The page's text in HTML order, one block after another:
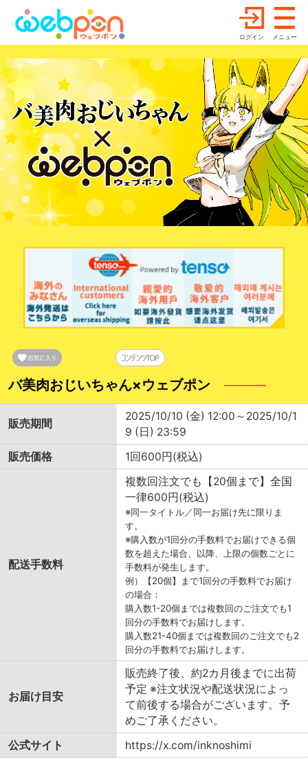
ログイン メニュー
バ美肉おじいちゃん×ウェブポン
販売期間
2025/10/10 (金) 12:00～2025/10/1
9 (日) 23:59
販売価格
1回600円(税込)
配送手数料
複数回注文でも【20個まで】全国
一律600円(税込)
※同一タイトル／同一お届け先に限りま
す。
※購入数が1回分の手数料でお届けできる個
数を超えた場合、以降、上限の個数ごとに
手数料が発生します。
例）【20個】まで1回分の手数料でお届け
の場合：
購入数1-20個までは複数回のご注文でも1
回分の手数料でお届けします。
購入数21-40個までは複数回のご注文でも2
回分の手数料でお届けします。
お届け目安
販売終了後、約2カ月後までに出荷
予定 ※注文状況や配送状況によっ
て前後する場合がございます。予
めご了承ください。
公式サイト
https://x.com/inknoshimi